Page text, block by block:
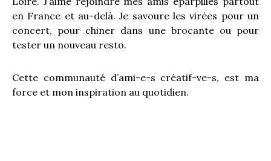
en France et au-delà. Je savoure les virées pour un
concert, pour chiner dans une brocante ou pour
tester un nouveau resto.
Cette communauté d’ami-e-s créatif-ve-s, est ma
force et mon inspiration au quotidien.